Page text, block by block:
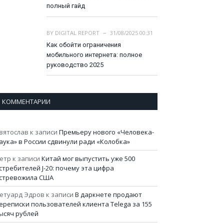
полный гайд
BY DIGITAL REPORT
31/08/2025 00:31
Как обойти ограничения
мобильного интернета: полное
руководство 2025
КОММЕНТАРИИ
к записи Премьеру нового «Человека-
в России сдвинули ради «Колобка»
к записи Китай мог выпустить уже 500
J-20: почему эта цифра
США
Эдров к записи В даркнете продают
пользователей клиента Telega за 155
рублей